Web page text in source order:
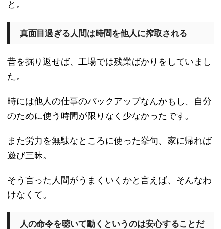
と。
真面目過ぎる人間は時間を他人に搾取される
昔を掘り返せば、工場では残業ばかりをしていまし
た。
時には他人の仕事のバックアップなんかもし、自分
のために使う時間が限りなく少なかったです。
また労力を無駄なところに使った挙句、家に帰れば
遊び三昧。
そう言った人間がうまくいくかと言えば、そんなわ
けなくて。
人の命令を聴いて動くというのは安心することだ